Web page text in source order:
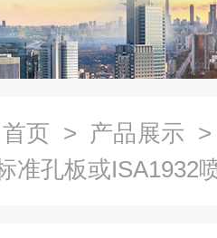
首页 > 产品展示
准孔板或ISA1932